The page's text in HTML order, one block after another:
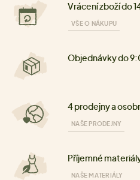
Vrácení zboží do
VŠE O NÁKUPU
Objednávky do
4 prodejny a
NAŠE PRODEJNY
Příjemné
NAŠE MATERIÁLY